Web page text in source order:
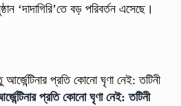
‘দাদাগিরি’তে বড় পরিবর্তন এসেছে।
প্রতি কোনো ঘৃণা নেই: তটিনী